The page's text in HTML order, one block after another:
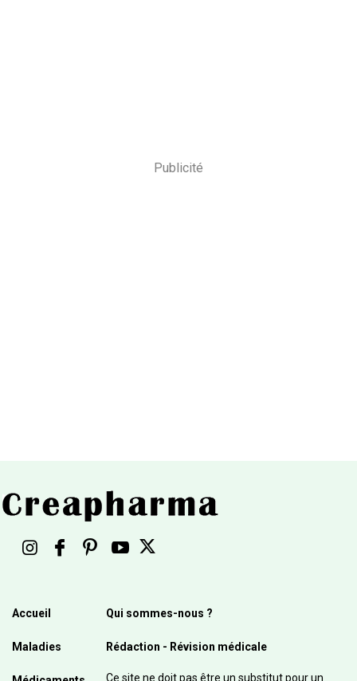
Publicité
Accueil
Maladies
Qui sommes-nous ?
Rédaction - Révision médicale
Ce site ne doit pas être un substitut pour un